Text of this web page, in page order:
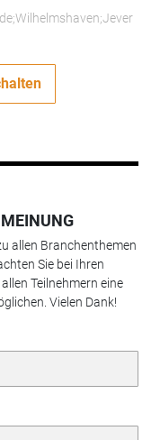
allen Branchenthemen
Sie bei Ihren
Teilnehmern eine
Vielen Dank!